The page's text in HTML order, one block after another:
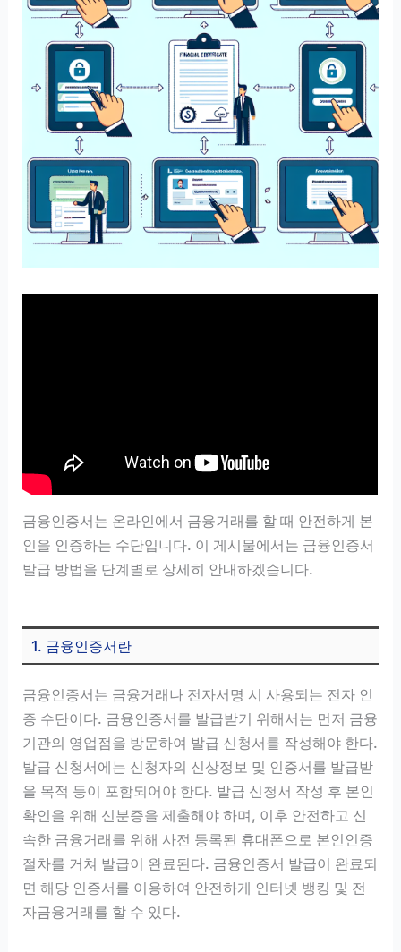
금융인증서는 온라인에서 금융거래를 할 때 안전하게 본
인을 인증하는 수단입니다. 이 게시물에서는 금융인증서
발급 방법을 단계별로 상세히 안내하겠습니다.
1. 금융인증서란
금융인증서는 금융거래나 전자서명 시 사용되는 전자 인
증 수단이다. 금융인증서를 발급받기 위해서는 먼저 금융
기관의 영업점을 방문하여 발급 신청서를 작성해야 한다.
발급 신청서에는 신청자의 신상정보 및 인증서를 발급받
을 목적 등이 포함되어야 한다. 발급 신청서 작성 후 본인
확인을 위해 신분증을 제출해야 하며, 이후 안전하고 신
속한 금융거래를 위해 사전 등록된 휴대폰으로 본인인증
절차를 거쳐 발급이 완료된다. 금융인증서 발급이 완료되
면 해당 인증서를 이용하여 안전하게 인터넷 뱅킹 및 전
자금융거래를 할 수 있다.